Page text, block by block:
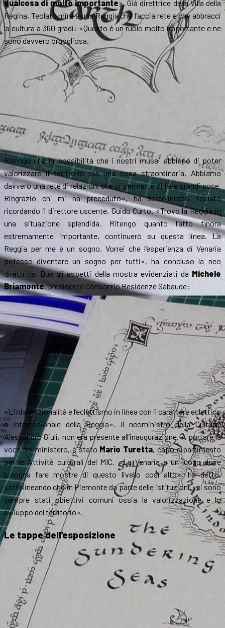
qualcosa di molto importante». Già direttrice della Villa della
Regina, Teolato mira a una Reggia che faccia rete e che abbracci
la cultura a 360 gradi: «Questo è un ruolo molto importante e ne
sono davvero orgogliosa.
Ritengo che la possibilità che i nostri musei abbiano di poter
valorizzare il territorio sia una cosa straordinaria. Abbiamo
davvero una rete di relazioni che ci permette di fare grandi cose.
Ringrazio chi mi ha preceduto», ha sottolineato Teolato
ricordando il direttore uscente, Guido Curto. «Trovo la Reggia in
una situazione splendida. Ritengo quanto fatto finora
estremamente importante, continuerò su questa linea. La
Reggia per me è un sogno. Vorrei che l’esperienza di Venaria
potesse diventare un sogno per tutti», ha concluso la neo
direttrice. Due gli aspetti della mostra evidenziati da Michele
Briamonte, presidente Consorzio Residenze Sabaude:
«L’internazionalità e l’eclettismo in linea con il carattere eclettico
e internazionale della Reggia». Il neoministro della Cultura,
Alessandro Giuli, non era presente all’inaugurazione. A portare la
voce del ministero, è stato Mario Turetta, capo dipartimento
per le Attività culturali del MIC. «La Venaria è un luogo dove
bisogna fare mostre di questo livello così alto», ha detto,
sottolineando che in Piemonte da parte delle istituzioni «ci sono
sempre stati obiettivi comuni ossia la valorizzazione e lo
sviluppo del territorio».
Le tappe dell’esposizione